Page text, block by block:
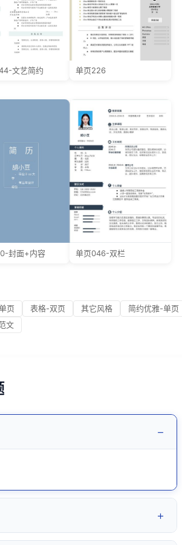
文艺简约 单页226
封面+内容 单页046-双栏
页 表格-双页 其它风格
简约优雅-单页
文
−
+